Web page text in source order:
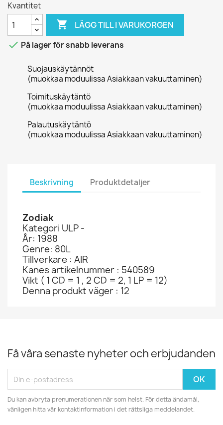
Kvantitet
 LÄGG TILL I VARUKORGEN
 På lager för snabb leverans
Suojauskäytännöt
(muokkaa moduulissa Asiakkaan vakuuttaminen)
Toimituskäytäntö
(muokkaa moduulissa Asiakkaan vakuuttaminen)
Palautuskäytäntö
(muokkaa moduulissa Asiakkaan vakuuttaminen)
Beskrivning Produktdetaljer
Zodiak
Kategori ULP -
År: 1988
Genre: 80L
Tillverkare : AIR
Kanes artikelnummer : 540589
Vikt ( 1 CD = 1 , 2 CD = 2, 1 LP = 12)
Denna produkt väger : 12
Få våra senaste nyheter och erbjudanden
Du kan avbryta prenumerationen när som helst. För detta ändamål,
vänligen hitta vår kontaktinformation i det rättsliga meddelandet.